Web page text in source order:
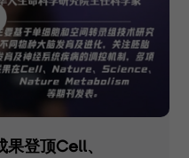
登顶Cell、